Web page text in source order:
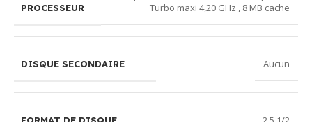
PROCESSEUR
Turbo maxi 4,20 GHz , 8 MB cache
DISQUE SECONDAIRE Aucun